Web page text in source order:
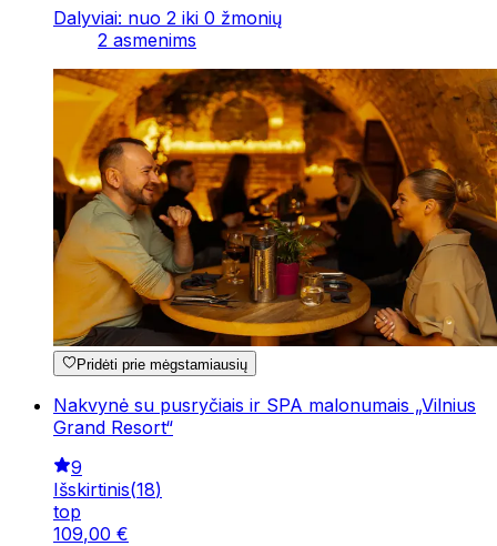
Dalyviai: nuo 2 iki 0 žmonių
2 asmenims
Pridėti prie mėgstamiausių
Nakvynė su pusryčiais ir SPA malonumais „Vilnius
Grand Resort“
9
Išskirtinis(18)
top
109,00 €